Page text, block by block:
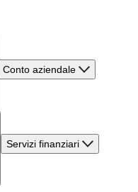
Conto aziendale
Servizi finanziari